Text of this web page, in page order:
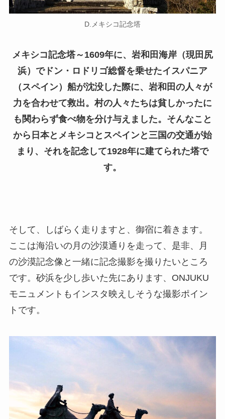
D.メキシコ記念塔
メキシコ記念塔～1609年に、岩和田海岸（現田尻
浜）でドン・ロドリゴ総督を乗せたイスパニア
（スペイン）船が沈没した際に、岩和田の人々が
力を合わせて救出。村の人々たちは貧しかったに
も関わらず食べ物を分け与えました。そんなこと
から日本とメキシコとスペインと三国の交通が始
まり、それを記念して1928年に建てられた塔で
す。
そして、しばらく走りますと、御宿に着きます。
ここは海沿いの月の沙漠通りを走って、是非、月
の沙漠記念像と一緒に記念撮影を撮りたいところ
です。砂浜を少し歩いた先にあります、ONJUKU
モニュメントもインスタ映えしそうな撮影ポイン
トです。